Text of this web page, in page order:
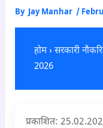
By Jay Manhar /
होम› सरकारी
2026
प्रकाशित: 25